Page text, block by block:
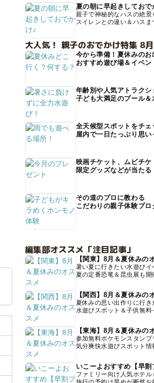
夏の朝に早起きしておで
親子で神秘的なハスの絶景
スイレンとの違い＆ハスま
大人気！ 親子のおでかけ特集 8月
今から準備！夏休みのお
おすすめ遊び場＆イベン
年齢別や人気アトラクシ
子ども大満足のプール＆
全天候型スポットをチェ
屋内で一日たっぷり思い
映画チケット、ムビチケ
限定グッズなどが当たる
その道のプロに教わる
こだわりの親子体験プロ
編集部オススメ「注目記事」
【関東】8月＆夏休みの
暑い夏に行きたい水遊びイ
夏の定番恐竜＆昆虫展も開
【関西】8月＆夏休みの
夏休みの思い出作りに行き
水遊びスポット＆子供無料
【東海】8月＆夏休みの
参加無料ポケモンスタンプ
気分爽快水遊びスポット情
いこーよおすすめ【早割
ファミリー向け人気ホテル